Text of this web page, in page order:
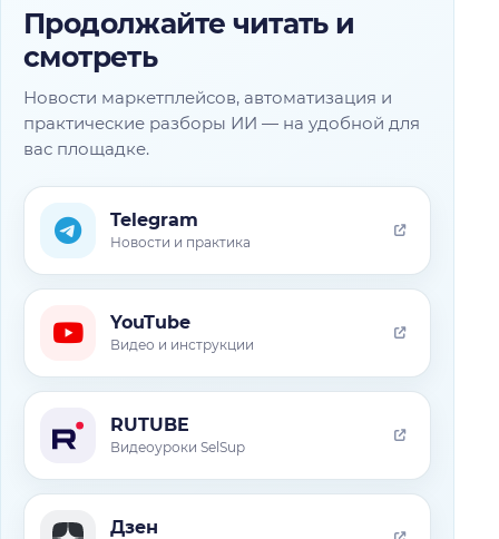
Продолжайте читать и
смотреть
Новости маркетплейсов, автоматизация и
практические разборы ИИ — на удобной для
вас площадке.
Telegram
Новости и практика
YouTube
Видео и инструкции
RUTUBE
Видеоуроки SelSup
Дзен